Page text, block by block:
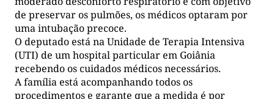
de preservar os pulmões, os médicos optaram por
uma intubação precoce.
O deputado está na Unidade de Terapia Intensiva
(UTI) de um hospital particular em Goiânia
recebendo os cuidados médicos necessários.
A família está acompanhando todos os
procedimentos e garante que a medida é por